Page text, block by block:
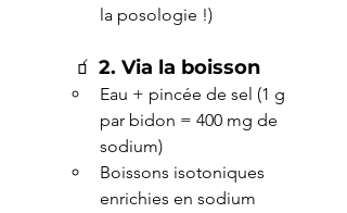
la posologie !)
	🧃
2. Via la boisson
Eau + pincée de sel (1 g
par bidon = 400 mg de
sodium)
Boissons isotoniques
enrichies en sodium